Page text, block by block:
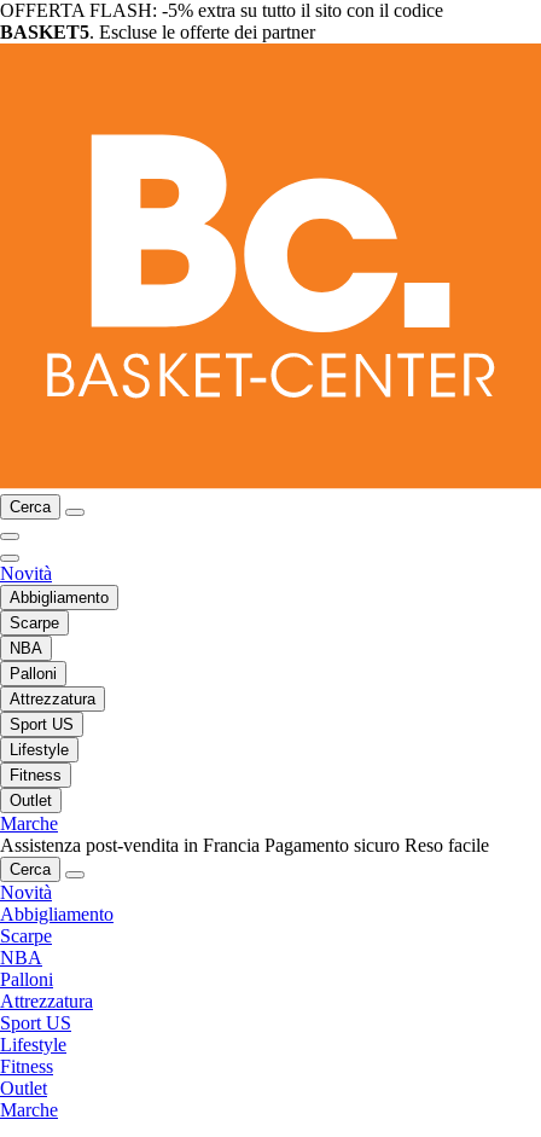
OFFERTA FLASH: -5% extra su tutto il sito con il codice
BASKET5. Escluse le offerte dei partner
Cerca
Novità
Abbigliamento
Scarpe
NBA
Palloni
Attrezzatura
Sport US
Lifestyle
Fitness
Outlet
Marche
Assistenza post-vendita in Francia Pagamento sicuro Reso facile
Cerca
Novità
Abbigliamento
Scarpe
NBA
Palloni
Attrezzatura
Sport US
Lifestyle
Fitness
Outlet
Marche